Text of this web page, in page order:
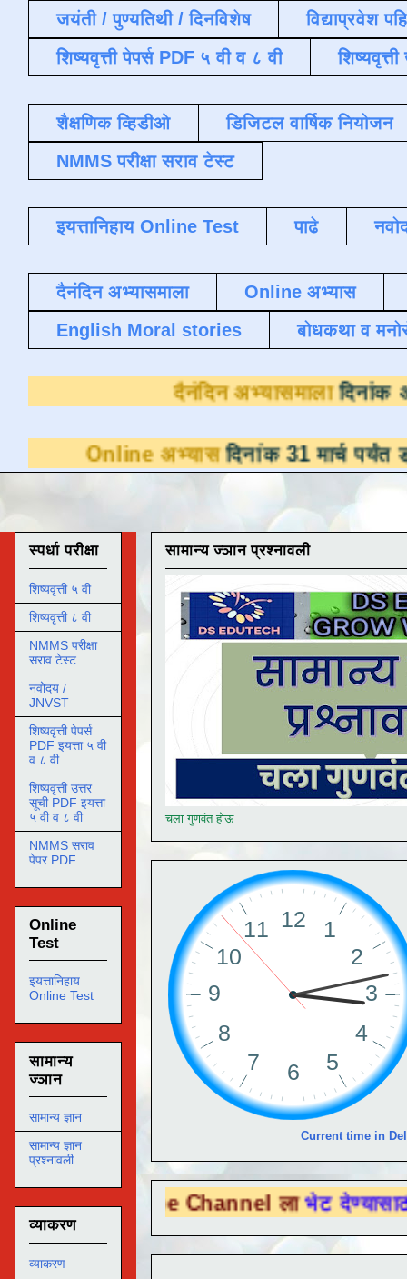
जयंती / पुण्यतिथी / दिनविशेष
विद्याप्रवेश
शिष्यवृत्ती पेपर्स PDF ५ वी व ८ वी
शैक्षणिक व्हिडीओ
डिजिटल वार्षिक नियोजन
NMMS परीक्षा सराव टेस्ट
इयत्तानिहाय Online Test पाढे
दैनंदिन अभ्यासमाला
Online अभ्यास
English Moral stories
बोधकथा व
दैनंदिन
अभ्यासदिनांक 31 मार्च पर्यंत
सामान्य ज्ञान प्रश्नावली
चला गुणवंत होऊ
Current time in
Tube Channel लाभेट देण्यासाठी येथे क्लिक
स्पर्धा परीक्षा
शिष्यवृत्ती ५ वी
शिष्यवृत्ती ८ वी
NMMS परीक्षा
सराव टेस्ट
नवोदय /
JNVST
शिष्यवृत्ती पेपर्स
PDF इयत्ता ५ वी
व ८ वी
शिष्यवृत्ती उत्तर
सूची PDF इयत्ता
५ वी व ८ वी
NMMS सराव
पेपर PDF
Online
Test
इयत्तानिहाय
Online Test
सामान्य
ज्ञान
सामान्य ज्ञान
सामान्य ज्ञान
प्रश्नावली
व्याकरण
व्याकरण